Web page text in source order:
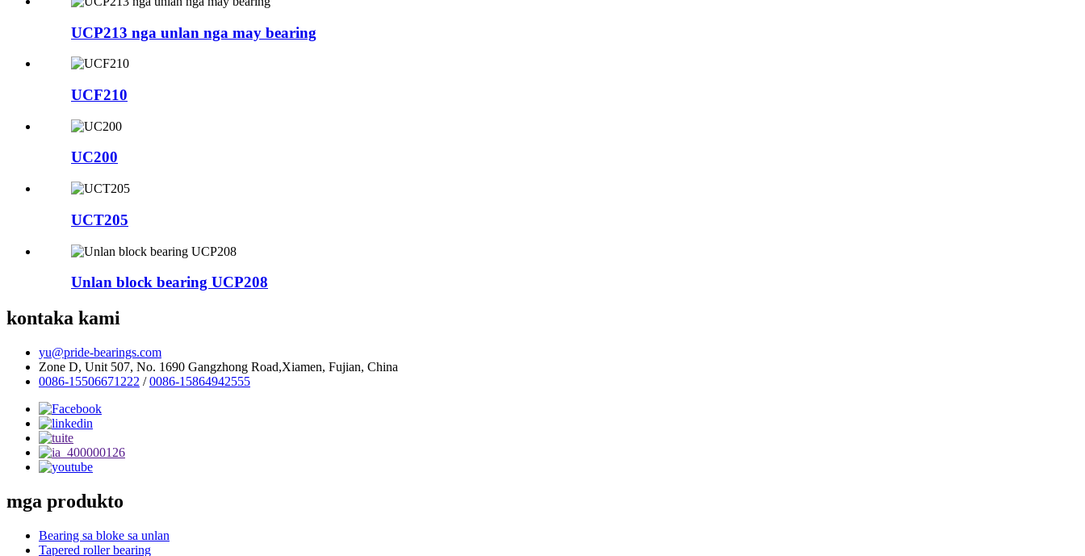
UCP213 nga unlan nga may bearing
UCF210
UC200
UCT205
Unlan block bearing UCP208
kontaka kami
yu@pride-bearings.com
Zone D, Unit 507, No. 1690 Gangzhong Road,Xiamen, Fujian, China
0086-15506671222 /0086-15864942555
mga produkto
Bearing sa bloke sa unlan
Tapered roller bearing